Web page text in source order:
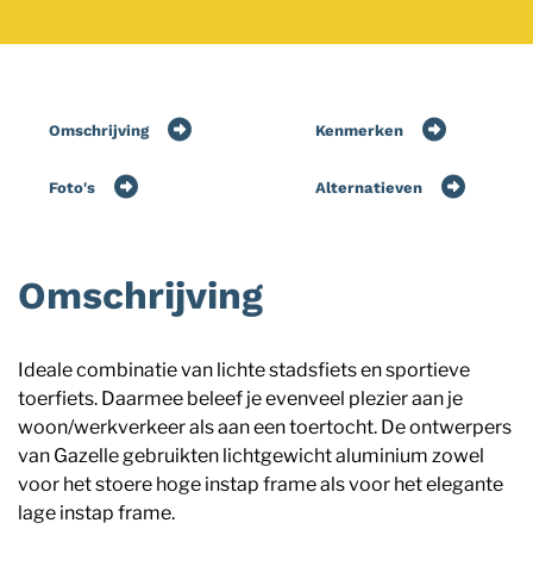
Omschrijving Kenmerken
Foto's Alternatieven
Omschrijving
Ideale combinatie van lichte stadsfiets en sportieve
toerfiets. Daarmee beleef je evenveel plezier aan je
woon/werkverkeer als aan een toertocht. De ontwerpers
van Gazelle gebruikten lichtgewicht aluminium zowel
voor het stoere hoge instap frame als voor het elegante
lage instap frame.